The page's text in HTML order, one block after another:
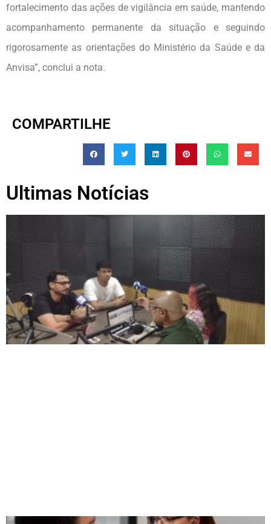
fortalecimento das ações de vigilância em saúde, mantendo
acompanhamento permanente da situação e seguindo
rigorosamente as orientações do Ministério da Saúde e da
Anvisa”, conclui a nota.
COMPARTILHE
Ultimas Notícias